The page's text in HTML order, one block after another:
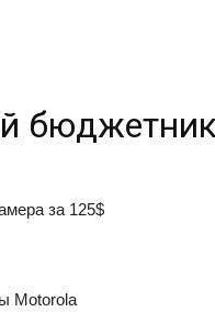
за 125$
Motorola